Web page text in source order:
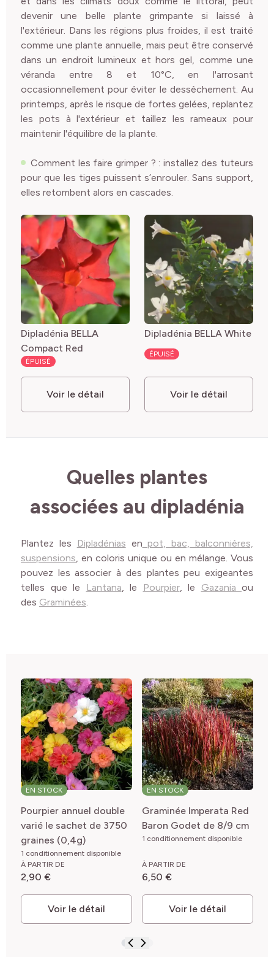
devenir une belle plante grimpante si laissé à
l'extérieur. Dans les régions plus froides, il est traité
comme une plante annuelle, mais peut être conservé
dans un endroit lumineux et hors gel, comme une
véranda entre 8 et 10°C, en l'arrosant
occasionnellement pour éviter le dessèchement. Au
printemps, après le risque de fortes gelées, replantez
les pots à l'extérieur et taillez les rameaux pour
maintenir l'équilibre de la plante.
Comment les faire grimper ? : installez des tuteurs
pour que les tiges puissent s’enrouler. Sans support,
elles retombent alors en cascades.
Dipladénia BELLA
Compact Red
ÉPUISÉ
Voir le détail
Dipladénia BELLA White
ÉPUISÉ
Voir le détail
Quelles plantes
associées au dipladénia
Plantez les Dipladénias en pot, bac, balconnières,
suspensions, en coloris unique ou en mélange. Vous
pouvez les associer à des plantes peu exigeantes
telles que le
Lantana, le Pourpier, le Gazania ou
des Graminées.
EN STOCK
Pourpier annuel double
varié le sachet de 3750
graines (0,4g)
1 conditionnement disponible
À PARTIR DE
2,90 €
Voir le détail
EN STOCK
Graminée Imperata Red
Baron Godet de 8/9 cm
1 conditionnement disponible
À PARTIR DE
6,50 €
Voir le détail